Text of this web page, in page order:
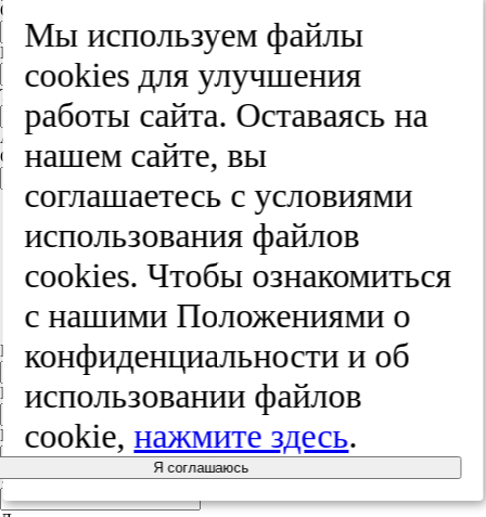
Отчество
E-mail
Телефон
Адрес
Страна
Россия
Белорусь
Польша
Другая страна
Индекс
Город
Край
Улица
Мы используем файлы
cооkies для улучшения
работы сайта. Оставаясь на
нашем сайте, вы
соглашаетесь с условиями
использования файлов
cооkies. Чтобы ознакомиться
с нашими Положениями о
конфиденциальности и об
использовании файлов
cookie,нажмите здесь.
Я соглашаюсь